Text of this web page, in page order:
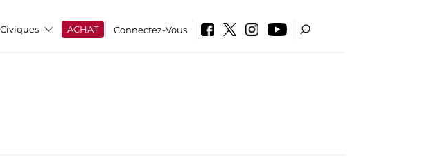
ACHAT Connectez-Vous